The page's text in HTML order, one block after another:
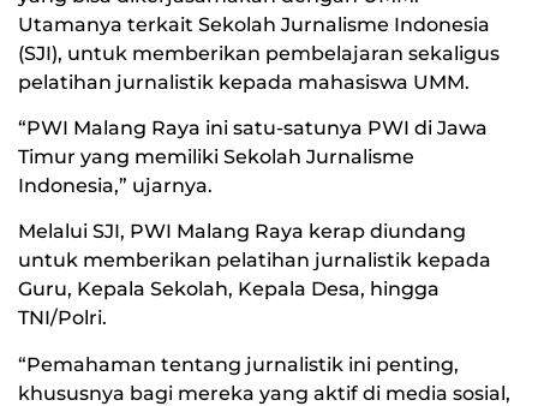
Utamanya terkait Sekolah Jurnalisme Indonesia
(SJI), untuk memberikan pembelajaran sekaligus
pelatihan jurnalistik kepada mahasiswa UMM.
“PWI Malang Raya ini satu-satunya PWI di Jawa
Timur yang memiliki Sekolah Jurnalisme
Indonesia,” ujarnya.
Melalui SJI, PWI Malang Raya kerap diundang
untuk memberikan pelatihan jurnalistik kepada
Guru, Kepala Sekolah, Kepala Desa, hingga
TNI/Polri.
“Pemahaman tentang jurnalistik ini penting,
khususnya bagi mereka yang aktif di media sosial,